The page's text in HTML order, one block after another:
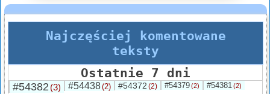
Najczęściej komentowane
teksty
Ostatnie 7 dni
#54382 (3) #54438(2) #54372 (2) #54379(2) #54381(2)